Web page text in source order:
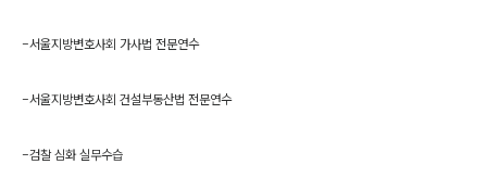
-서울지방변호사회 가사법 전문연수
-서울지방변호사회 건설부동산법 전문연수
-검찰 심화 실무수습